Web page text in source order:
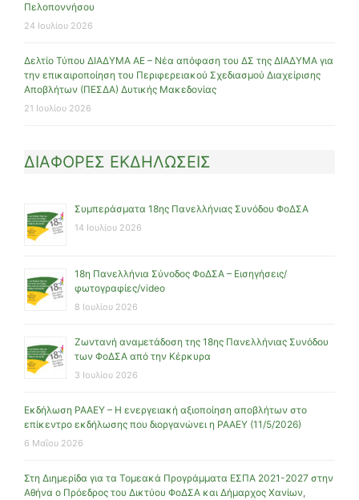
Πελοποννήσου
24 Ιουλίου 2026
Δελτίο Τύπου ΔΙΑΔΥΜΑ ΑΕ – Νέα απόφαση του ΔΣ της ΔΙΑΔΥΜΑ για
την επικαιροποίηση του Περιφερειακού Σχεδιασμού Διαχείρισης
Αποβλήτων (ΠΕΣΔΑ) Δυτικής Μακεδονίας
21 Ιουλίου 2026
ΔΙΑΦΟΡΕΣ ΕΚΔΗΛΩΣΕΙΣ
Συμπεράσματα 18ης Πανελλήνιας Συνόδου ΦοΔΣΑ
14 Ιουλίου 2026
18η Πανελλήνια Σύνοδος ΦοΔΣΑ – Εισηγήσεις/
φωτογραφίες/video
8 Ιουλίου 2026
Ζωντανή αναμετάδοση της 18ης Πανελλήνιας Συνόδου
των ΦοΔΣΑ από την Κέρκυρα
3 Ιουλίου 2026
Εκδήλωση ΡΑΑΕΥ – Η ενεργειακή αξιοποίηση αποβλήτων στο
επίκεντρο εκδήλωσης που διοργανώνει η ΡΑΑΕΥ (11/5/2026)
6 Μαΐου 2026
Στη Διημερίδα για τα Τομεακά Προγράμματα ΕΣΠΑ 2021-2027 στην
Αθήνα ο Πρόεδρος του Δικτύου ΦοΔΣΑ και Δήμαρχος Χανίων,